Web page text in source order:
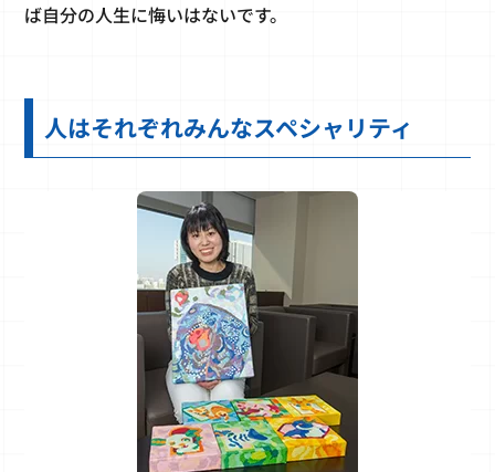
ば自分の人生に悔いはないです。
人はそれぞれみんなスペシャリティ